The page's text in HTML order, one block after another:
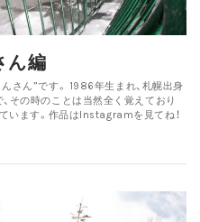
ん編
さん”です。 1986年生まれ、札幌出身
その時のことは当然全く覚えており
います。作品はInstagramを見てね！